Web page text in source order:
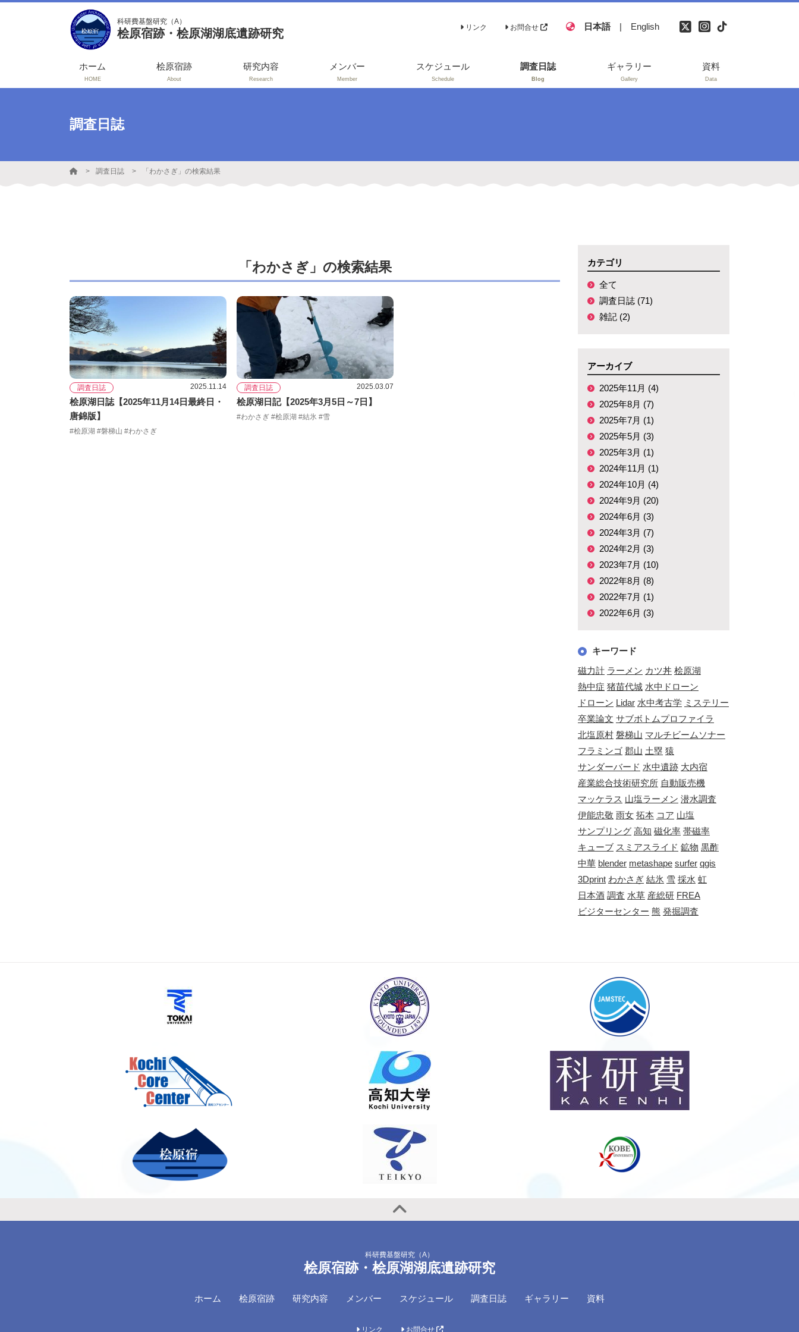
科研費基盤研究（A）
桧原宿跡・桧原湖湖底遺跡研究 リンク お問合せ 日本語 | English
ホーム
HOME
桧原宿跡
About
研究内容
Research
メンバー
Member
スケジュール
Schedule
調査日誌
Blog
ギャラリー
Gallery
資料
Data
リーチ
調査日誌
調査日誌 「わかさぎ」の検索結果
「わかさぎ」の検索結果
調査日誌 2025.11.14
桧原湖日誌【2025年11月14日最終日・
唐錦版】
#桧原湖 #磐梯山 #わかさぎ
調査日誌 2025.03.07
桧原湖日記【2025年3月5日～7日】
#わかさぎ #桧原湖 #結氷 #雪
カテゴリ
全て
調査日誌 (71)
雑記 (2)
アーカイブ
2025年11月 (4)
2025年8月 (7)
2025年7月 (1)
2025年5月 (3)
2025年3月 (1)
2024年11月 (1)
2024年10月 (4)
2024年9月 (20)
2024年6月 (3)
2024年3月 (7)
2024年2月 (3)
2023年7月 (10)
2022年8月 (8)
2022年7月 (1)
2022年6月 (3)
キーワード
磁力計 ラーメン カツ丼 桧原湖
熱中症 猪苗代城 水中ドローン
ドローン Lidar 水中考古学 ミステリー
卒業論文 サブボトムプロファイラ
北塩原村 磐梯山 マルチビームソナー
フラミンゴ 郡山 土塁 猿
サンダーバード 水中遺跡 大内宿
産業総合技術研究所 自動販売機
マッケラス 山塩ラーメン 潜水調査
伊能忠敬 雨女 拓本 コア 山塩
サンプリング 高知 磁化率 帯磁率
キューブ スミアスライド 鉱物 黒酢
中華 blender metashape surfer qgis
3Dprint わかさぎ 結氷 雪 採水 虹
日本酒 調査 水草 産総研 FREA
ビジターセンター 熊 発掘調査
科研費基盤研究（A）
桧原宿跡・桧原湖湖底遺跡研究
ホーム 桧原宿跡 研究内容 メンバー スケジュール 調査日誌 ギャラリー 資料
リンク お問合せ